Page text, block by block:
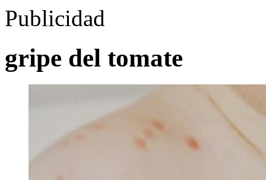
Publicidad
gripe del tomate